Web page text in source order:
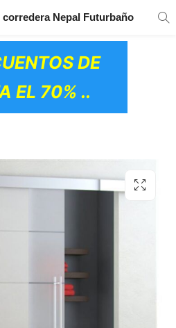
PRODUCTOS
DE
EL 70% ..
corredera Nepal Futurbaño